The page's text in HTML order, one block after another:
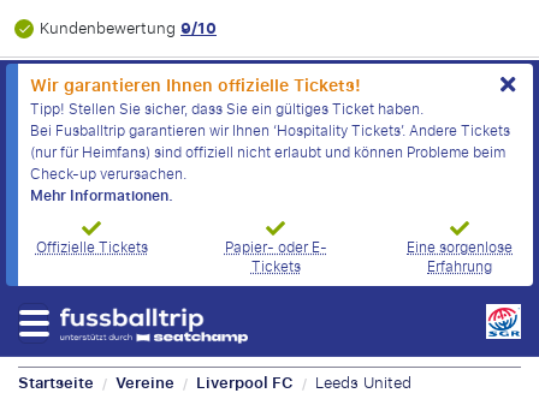
Kundenbewertung 9/10
Wir garantieren Ihnen offizielle Tickets!
Tipp! Stellen Sie sicher, dass Sie ein gültiges Ticket haben.
Bei Fusballtrip garantieren wir Ihnen ‘Hospitality Tickets’. Andere Tickets
(nur für Heimfans) sind offiziell nicht erlaubt und können Probleme beim
Check-up verursachen.
Mehr Informationen.
Offizielle Tickets
Papier- oder E-
Tickets
Eine sorgenlose
Erfahrung
Startseite / Vereine / Liverpool FC / Leeds United